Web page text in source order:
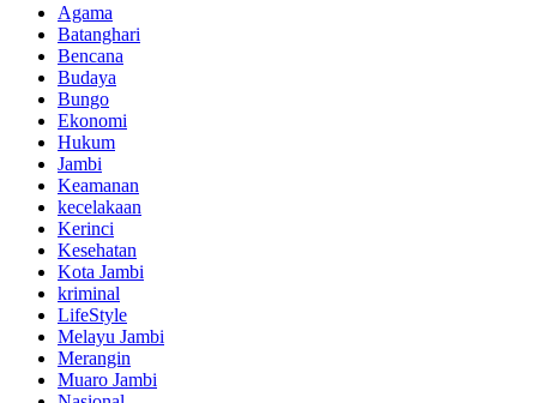
Agama
Batanghari
Bencana
Budaya
Bungo
Ekonomi
Hukum
Jambi
Keamanan
kecelakaan
Kerinci
Kesehatan
Kota Jambi
kriminal
LifeStyle
Melayu Jambi
Merangin
Muaro Jambi